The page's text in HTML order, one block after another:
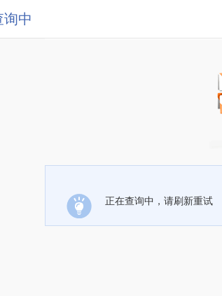
询中
正在查询中，请刷新重试